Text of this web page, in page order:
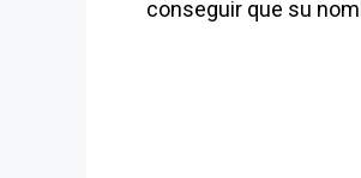
conseguir que su